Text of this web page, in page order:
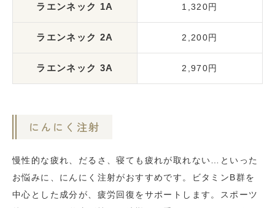
ラエンネック 1A 1,320円
ラエンネック 2A 2,200円
ラエンネック 3A 2,970円
にんにく注射
慢性的な疲れ、だるさ、寝ても疲れが取れない…といった
お悩みに、にんにく注射がおすすめです。ビタミンB群を
中心とした成分が、疲労回復をサポートします。スポーツ